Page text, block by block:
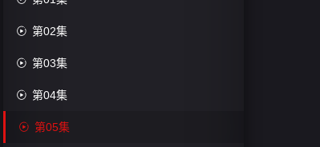
 第02集
 第03集
 第04集
 第05集